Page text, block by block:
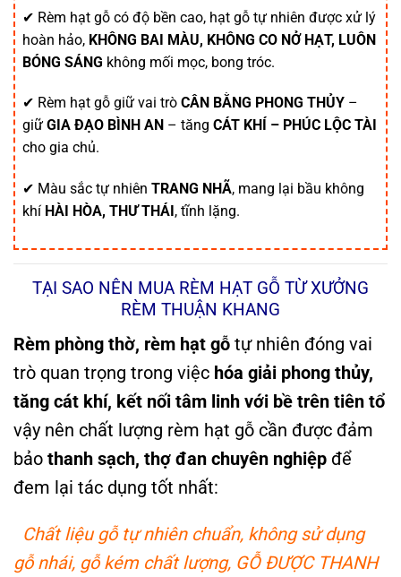
✔ Rèm hạt gỗ có độ bền cao, hạt gỗ tự nhiên được xử lý
hoàn hảo, KHÔNG BAI MÀU, KHÔNG CO NỞ HẠT, LUÔN
BÓNG SÁNG không mối mọc, bong tróc.
✔ Rèm hạt gỗ giữ vai trò CÂN BẰNG PHONG THỦY –
giữ GIA ĐẠO BÌNH AN – tăng CÁT KHÍ – PHÚC LỘC TÀI
cho gia chủ.
✔ Màu sắc tự nhiên TRANG NHÃ, mang lại bầu không
khí HÀI HÒA, THƯ THÁI, tĩnh lặng.
TẠI SAO NÊN MUA RÈM HẠT GỖ TỪ XƯỞNG
RÈM THUẬN KHANG
Rèm phòng thờ, rèm hạt gỗ tự nhiên đóng vai
trò quan trọng trong việc hóa giải phong thủy,
tăng cát khí, kết nối tâm linh với bề trên tiên tổ
vậy nên chất lượng rèm hạt gỗ cần được đảm
bảo thanh sạch, thợ đan chuyên nghiệp để
đem lại tác dụng tốt nhất:
Chất liệu gỗ tự nhiên chuẩn, không sử dụng
gỗ nhái, gỗ kém chất lượng, GỖ ĐƯỢC THANH